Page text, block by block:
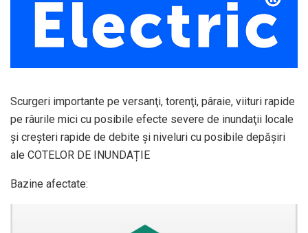
Scurgeri importante pe versanţi, torenţi, pâraie, viituri rapide
pe râurile mici cu posibile efecte severe de inundaţii locale
şi creşteri rapide de debite şi niveluri cu posibile depășiri
ale COTELOR DE INUNDAȚIE
Bazine afectate: